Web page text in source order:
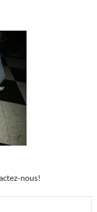
nous!